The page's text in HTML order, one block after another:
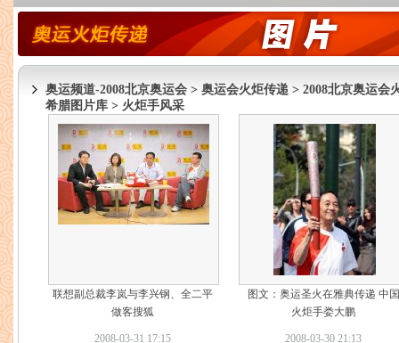
奥运频道-2008北京奥运会 > 奥运会火炬传递 > 2008北京奥运会
希腊图片库 > 火炬手风采
联想副总裁李岚与李兴钢、全二平
做客搜狐
2008-03-31 17:15
图文：奥运圣火在雅典传递 中国
火炬手娄大鹏
2008-03-30 21:13